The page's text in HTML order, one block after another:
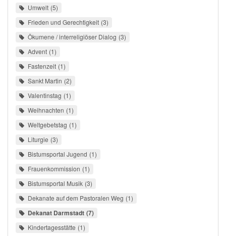
Umwelt 5
Frieden und Gerechtigkeit 3
Ökumene / interreligiöser Dialog 3
Advent 1
Fastenzeit 1
Sankt Martin 2
Valentinstag 1
Weihnachten 1
Weltgebetstag 1
Liturgie 3
Bistumsportal Jugend 1
Frauenkommission 1
Bistumsportal Musik 3
Dekanate auf dem Pastoralen Weg 1
Dekanat Darmstadt 7
Kindertagesstätte 1